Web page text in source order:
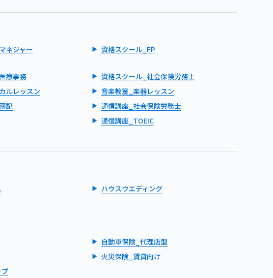
ネジャー 資格スクール_FP
療事務
資格スクール_社会保険労務士
ルレッスン
音楽教室_楽器レッスン
記
通信講座_社会保険労務士
通信講座_TOEIC
ハウスウエディング
自動車保険_代理店型
火災保険_賃貸向け